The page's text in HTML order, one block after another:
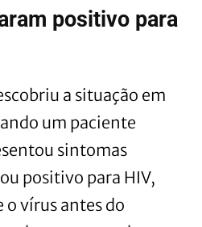
positivo para
a situação em
um paciente
sintomas
positivo para HIV,
o vírus antes do